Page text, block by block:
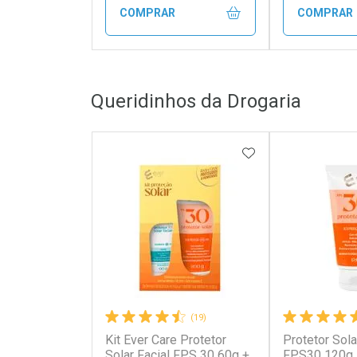
COMPRAR
Laboratório
Ativar Desconto
Por Menos
COMPRAR
Ativar
Por
Queridinhos da Drogaria
(19)
Kit Ever Care Protetor
ADICIONAR AOS
Protetor